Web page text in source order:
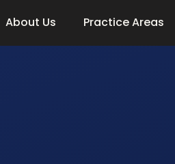
About Us Practice Areas